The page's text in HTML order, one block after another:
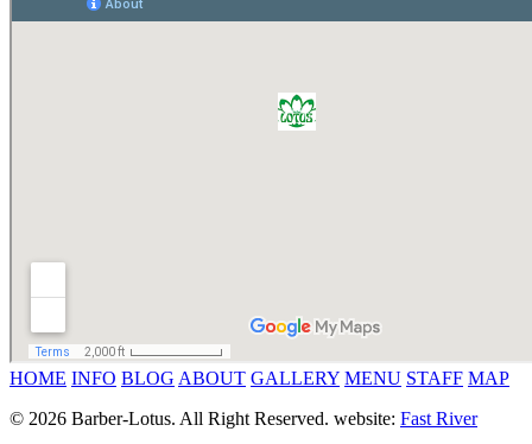
HOME INFO BLOG ABOUT GALLERY MENU STAFF MAP
© 2026 Barber-Lotus. All Right Reserved. website: Fast River